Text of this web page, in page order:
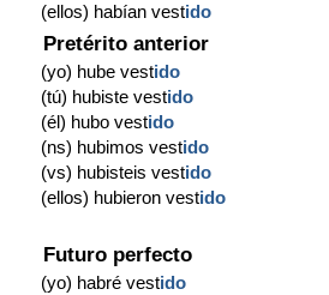
(ellos) habían vestido
Pretérito anterior
(yo) hube vestido
(tú) hubiste vestido
(él) hubo vestido
(ns) hubimos vestido
(vs) hubisteis vestido
(ellos) hubieron vestido
Futuro perfecto
(yo) habré vestido